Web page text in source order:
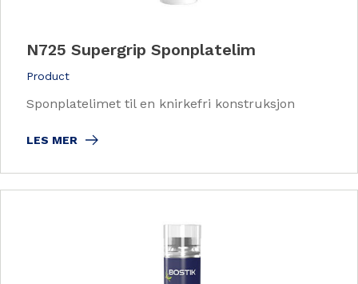
N725 Supergrip Sponplatelim
Product
Sponplatelimet til en knirkefri konstruksjon
LES MER